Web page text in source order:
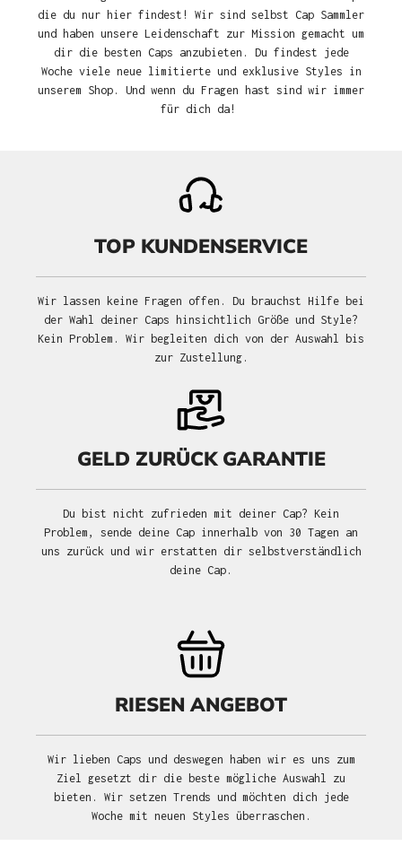
die du nur hier findest! Wir sind selbst Cap Sammler
und haben unsere Leidenschaft zur Mission gemacht um
dir die besten Caps anzubieten. Du findest jede
Woche viele neue limitierte und exklusive Styles in
unserem Shop. Und wenn du Fragen hast sind wir immer
für dich da!
TOP KUNDENSERVICE
Wir lassen keine Fragen offen. Du brauchst Hilfe bei
der Wahl deiner Caps hinsichtlich Größe und Style?
Kein Problem. Wir begleiten dich von der Auswahl bis
zur Zustellung.
GELD ZURÜCK GARANTIE
Du bist nicht zufrieden mit deiner Cap? Kein
Problem, sende deine Cap innerhalb von 30 Tagen an
uns zurück und wir erstatten dir selbstverständlich
deine Cap.
RIESEN ANGEBOT
Wir lieben Caps und deswegen haben wir es uns zum
Ziel gesetzt dir die beste mögliche Auswahl zu
bieten. Wir setzen Trends und möchten dich jede
Woche mit neuen Styles überraschen.